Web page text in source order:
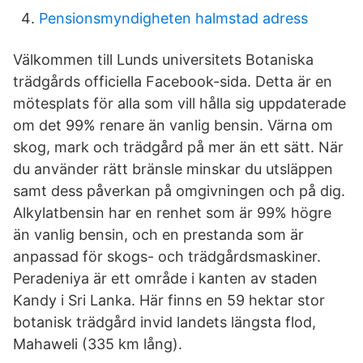
Pensionsmyndigheten halmstad adress
Välkommen till Lunds universitets Botaniska
trädgårds officiella Facebook-sida. Detta är en
mötesplats för alla som vill hålla sig uppdaterade
om det 99% renare än vanlig bensin. Värna om
skog, mark och trädgård på mer än ett sätt. När
du använder rätt bränsle minskar du utsläppen
samt dess påverkan på omgivningen och på dig.
Alkylatbensin har en renhet som är 99% högre
än vanlig bensin, och en prestanda som är
anpassad för skogs- och trädgårdsmaskiner.
Peradeniya är ett område i kanten av staden
Kandy i Sri Lanka. Här finns en 59 hektar stor
botanisk trädgård invid landets längsta flod,
Mahaweli (335 km lång).